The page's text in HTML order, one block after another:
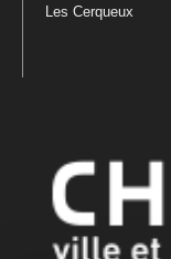
Les Cerqueux